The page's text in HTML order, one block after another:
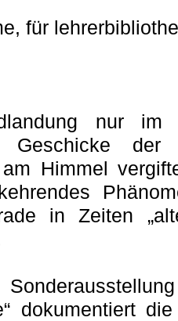
für
nur im
Geschicke
Himmel
in Zeiten
dokumentiert